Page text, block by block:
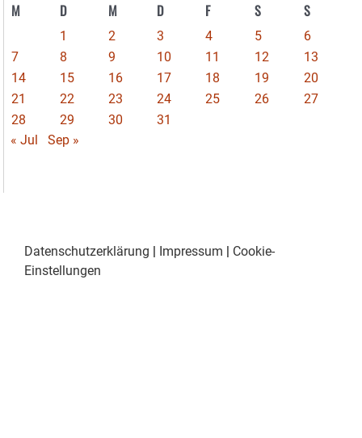
M D M D F S S
1 2 3 4 5
6
7
8 9 10 11 12
13
14
15 16 17 18 19
20
21
22 23 24 25 26
27
28
29 30
31
« Jul
Sep »
Datenschutzerklärung Impressum
Cookie-
Einstellungen